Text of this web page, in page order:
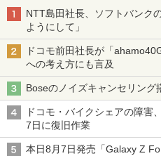
NTT島田社長、ソフトバンク
ようにして」
ドコモ前田社長が「
への考え方にも言及
Boseのノイズキャンセリン
ドコモ・バイクシェアの障
7日に復旧作業
本日8月7日発売「Galaxy Z